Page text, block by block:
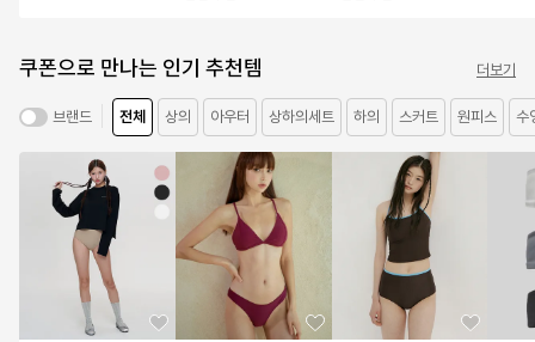
쿠폰으로 만나는 인기 추천템 더보기
브랜드 전체 상의 아우터 상하의세트 하의 스커트 원피스 수